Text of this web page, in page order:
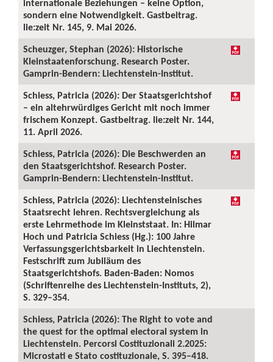
internationale Beziehungen – keine Option,
sondern eine Notwendigkeit. Gastbeitrag.
lie:zeit Nr. 145, 9. Mai 2026.
Scheuzger, Stephan (2026): Historische
Kleinstaatenforschung. Research Poster.
Gamprin-Bendern: Liechtenstein-Institut.
Schiess, Patricia (2026): Der Staatsgerichtshof
– ein altehrwürdiges Gericht mit noch immer
frischem Konzept. Gastbeitrag. lie:zeit Nr. 144,
11. April 2026.
Schiess, Patricia (2026): Die Beschwerden an
den Staatsgerichtshof. Research Poster.
Gamprin-Bendern: Liechtenstein-Institut.
Schiess, Patricia (2026): Liechtensteinisches
Staatsrecht lehren. Rechtsvergleichung als
erste Lehrmethode im Kleinststaat. In: Hilmar
Hoch und Patricia Schiess (Hg.): 100 Jahre
Verfassungsgerichtsbarkeit in Liechtenstein.
Festschrift zum Jubiläum des
Staatsgerichtshofs. Baden-Baden: Nomos
(Schriftenreihe des Liechtenstein-Instituts, 2),
S. 329–354.
Schiess, Patricia (2026): The Right to vote and
the quest for the optimal electoral system in
Liechtenstein. Percorsi Costituzionali 2.2025:
Microstati e Stato costituzionale, S. 395–418.